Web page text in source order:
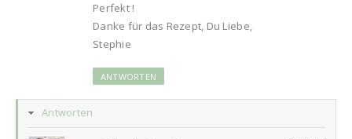
Perfekt !
Danke für das Rezept, Du Liebe,
Stephie
ANTWORTEN
Antworten